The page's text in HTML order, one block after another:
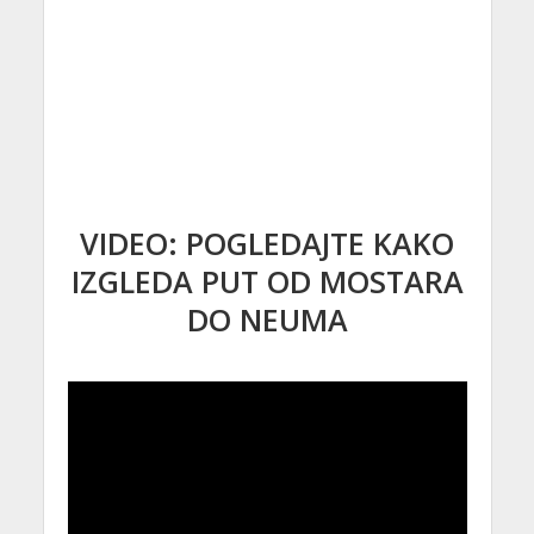
VIDEO: POGLEDAJTE KAKO
IZGLEDA PUT OD MOSTARA
DO NEUMA